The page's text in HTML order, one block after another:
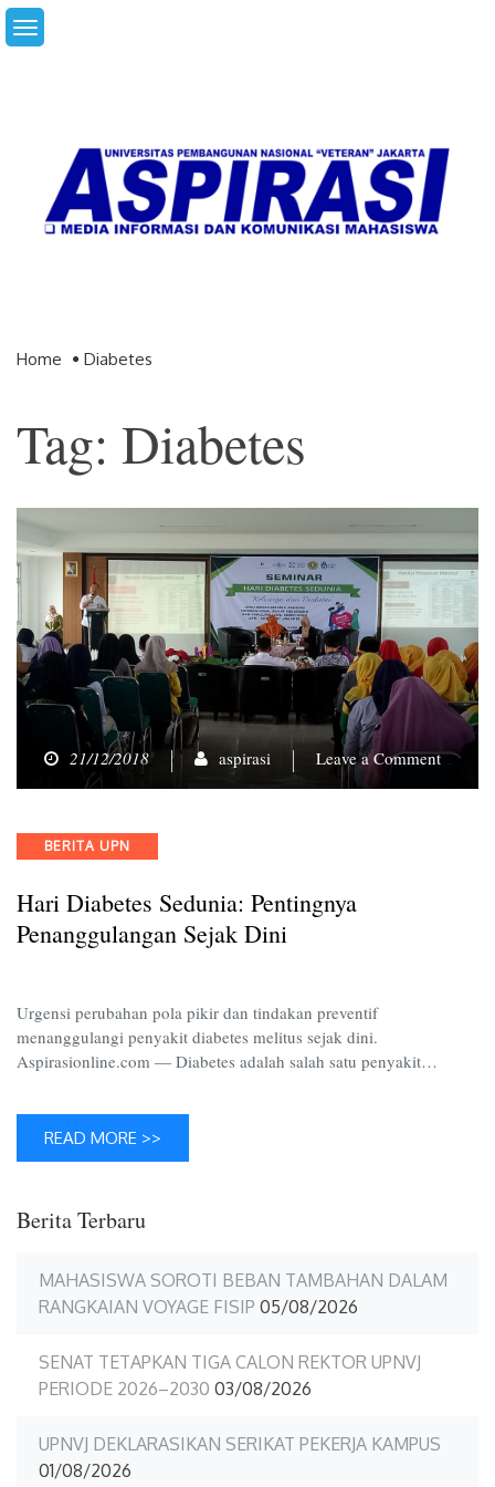
Skip
to
Home Diabetes
Tag: Diabetes
21/12/2018 aspirasi Leave a Commenton
Categories
BERITA UPN
Hari Diabetes Sedunia: Pentingnya
Penanggulangan Sejak Dini
Urgensi perubahan pola pikir dan tindakan preventif
menanggulangi penyakit diabetes melitus sejak dini.
Aspirasionline.com — Diabetes adalah salah satu penyakit…
READ MORE >>
Berita Terbaru
MAHASISWA SOROTI BEBAN TAMBAHAN DALAM
RANGKAIAN VOYAGE FISIP 05/08/2026
SENAT TETAPKAN TIGA CALON REKTOR UPNVJ
PERIODE 2026–2030 03/08/2026
UPNVJ DEKLARASIKAN SERIKAT PEKERJA KAMPUS
01/08/2026